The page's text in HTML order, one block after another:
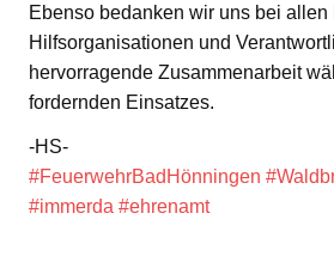
Ebenso bedanken wir uns bei allen
Hilfsorganisationen und
hervorragende Zusammenarbeit
fordernden Einsatzes.
-HS-
#FeuerwehrBadHönningen
#immerda #ehrenamt